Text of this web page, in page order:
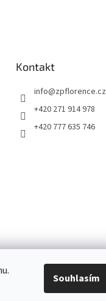
Souhlasím
Kontakt
info@zpflorence.cz
+420 271 914 978
+420 777 635 746